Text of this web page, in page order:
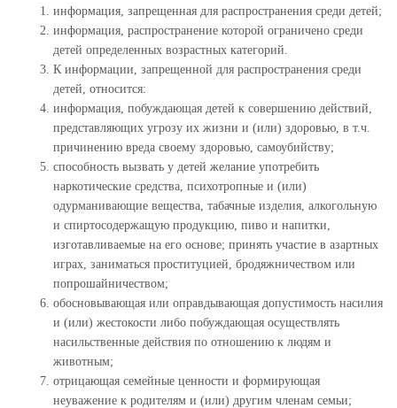
информация, запрещенная для распространения среди детей;
информация, распространение которой ограничено среди
детей определенных возрастных категорий.
К информации, запрещенной для распространения среди
детей, относится:
информация, побуждающая детей к совершению действий,
представляющих угрозу их жизни и (или) здоровью, в т.ч.
причинению вреда своему здоровью, самоубийству;
способность вызвать у детей желание употребить
наркотические средства, психотропные и (или)
одурманивающие вещества, табачные изделия, алкогольную
и спиртосодержащую продукцию, пиво и напитки,
изготавливаемые на его основе; принять участие в азартных
играх, заниматься проституцией, бродяжничеством или
попрошайничеством;
обосновывающая или оправдывающая допустимость насилия
и (или) жестокости либо побуждающая осуществлять
насильственные действия по отношению к людям и
животным;
отрицающая семейные ценности и формирующая
неуважение к родителям и (или) другим членам семьи;